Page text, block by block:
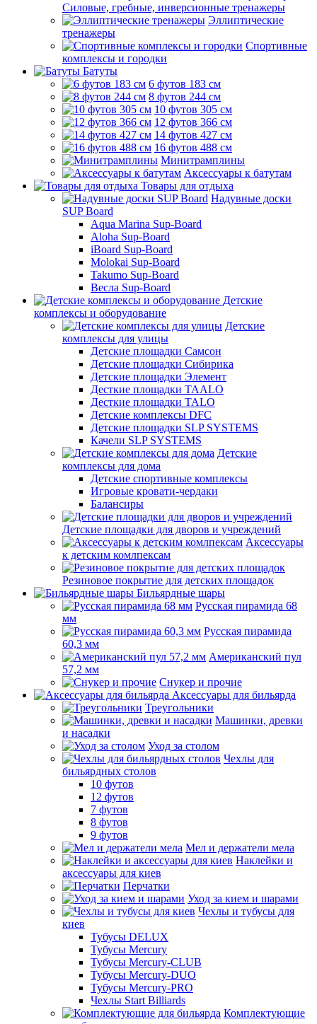
Силовые, гребные, инверсионные тренажеры
Эллиптические
тренажеры
Спортивные
комплексы и городки
Батуты
6 футов 183 см
8 футов 244 см
10 футов 305 см
12 футов 366 см
14 футов 427 см
16 футов 488 см
Минитрамплины
Аксессуары к батутам
Товары для отдыха
Надувные доски
SUP Board
Aqua Marina Sup-Board
Aloha Sup-Board
iBoard Sup-Board
Molokai Sup-Board
Takumo Sup-Board
Весла Sup-Board
Детские
комплексы и оборудование
Детские
комплексы для улицы
Детские площадки Самсон
Детские площадки Сибирика
Детские площадки Элемент
Десткие площадки TAALO
Десткие площадки TALO
Детские комплексы DFC
Детские площадки SLP SYSTEMS
Качели SLP SYSTEMS
Детские
комплексы для дома
Детские спортивные комплексы
Игровые кровати-чердаки
Балансиры
Детские площадки для дворов и учреждений
Аксессуары
к детским комлпексам
Резиновое покрытие для детских площадок
Бильярдные шары
Русская пирамида 68
мм
Русская пирамида
60,3 мм
Американский пул
57,2 мм
Снукер и прочие
Аксессуары для бильярда
Треугольники
Машинки, древки
и насадки
Уход за столом
Чехлы для
бильярдных столов
10 футов
12 футов
7 футов
8 футов
9 футов
Мел и держатели мела
Наклейки и
аксессуары для киев
Перчатки
Уход за кием и шарами
Чехлы и тубусы для
киев
Тубусы DELUX
Тубусы Mercury
Тубусы Mercury-CLUB
Тубусы Mercury-DUO
Тубусы Mercury-PRO
Чехлы Start Billiards
Комплектующие